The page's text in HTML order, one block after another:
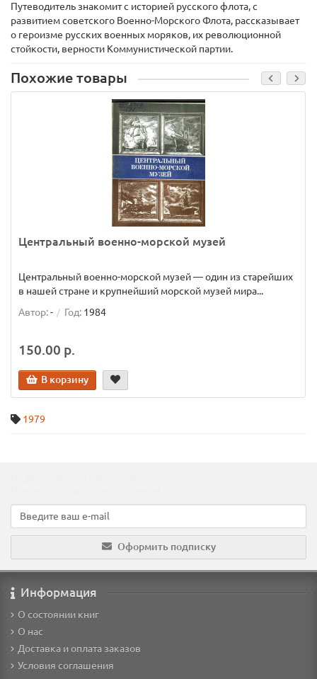
Путеводитель знакомит с историей русского флота, с
развитием советского Военно-Морского Флота, рассказывает
о героизме русских военных моряков, их революционной
стойкости, верности Коммунистической партии.
Похожие товары
Центральный военно-морской музей
Центральный военно-морской музей — один из старейших
в нашей стране и крупнейший морской музей мира...
Автор:- Год: 1984
150.00 р.
В корзину
1979
Оформить подписку
Информация
О состоянии книг
О нас
Доставка и оплата заказов
Условия соглашения